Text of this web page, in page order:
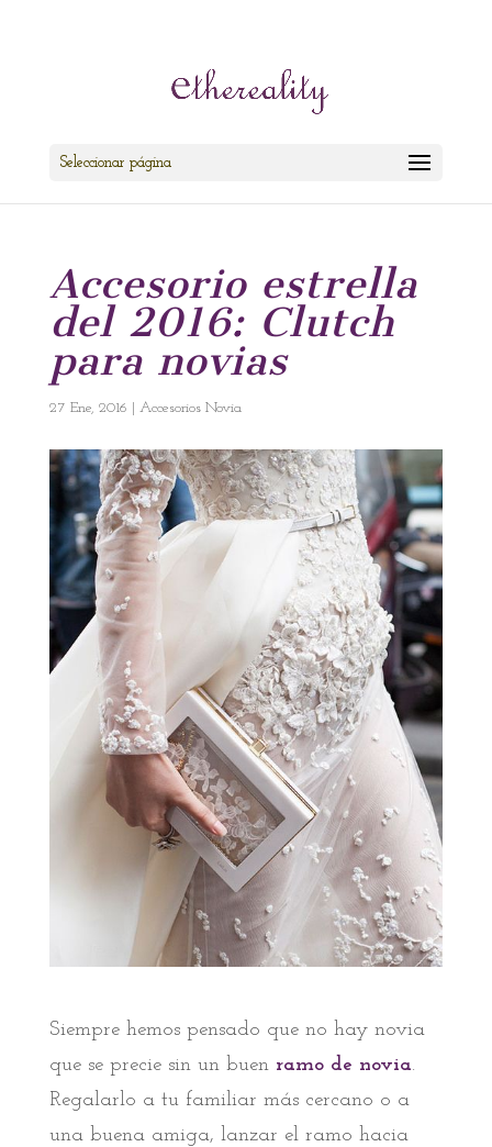
Seleccionar página
Accesorio estrella
del 2016: Clutch
para novias
27 Ene, 2016 Accesorios Novia
Siempre hemos pensado que no hay novia
que se precie sin un buen ramo de novia.
Regalarlo a tu familiar más cercano o a
una buena amiga, lanzar el ramo hacia